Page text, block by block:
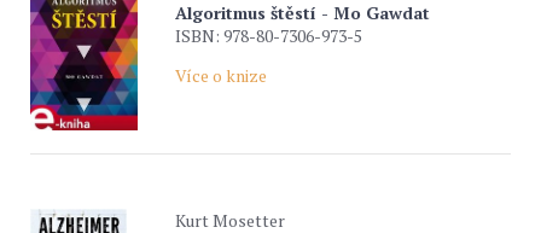
Algoritmus štěstí - Mo Gawdat
ISBN: 978-80-7306-973-5
Více o knize
Kurt Mosetter